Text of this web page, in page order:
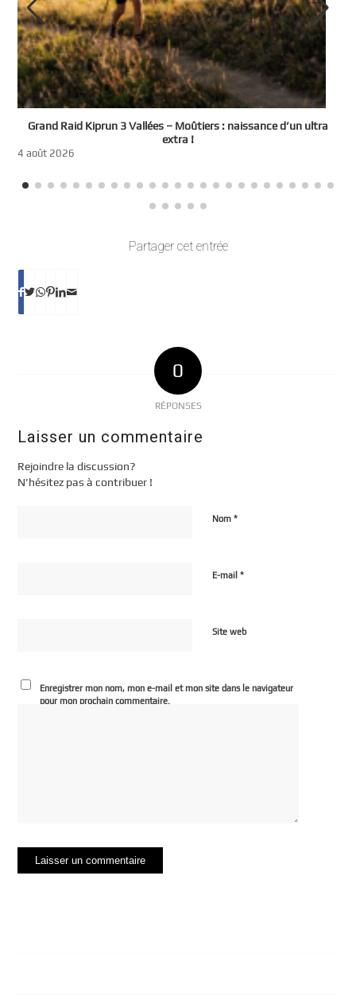
Grand Raid Kiprun 3 Vallées – Moûtiers : naissance d’un ultra
extra !
4 août 2026
Partager cet entrée
0
RÉPONSES
Laisser un commentaire
Rejoindre la discussion?
N’hésitez pas à contribuer !
Nom*
E-mail*
Site web
Enregistrer mon nom, mon e-mail et mon site dans le navigateur
pour mon prochain commentaire.